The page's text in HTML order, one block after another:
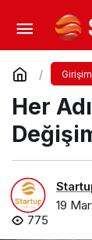
Her
19
775
Sayım!
Yorum Yap